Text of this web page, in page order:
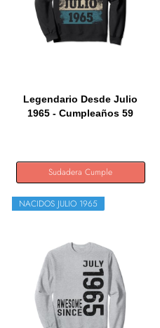
Legendario Desde Julio
1965 - Cumpleaños 59
Sudadera Cumple
NACIDOS JULIO 1965